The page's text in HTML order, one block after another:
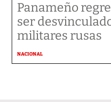
Panameño
ser
militares rusas
NACIONAL